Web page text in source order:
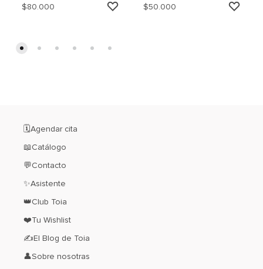
$80.000
AGREGAR
$50.000
🗓️Agendar cita
📖Catálogo
💬Contacto
✨Asistente
👑Club Toia
❤️Tu Wishlist
✍El Blog de Toia
👤Sobre nosotras